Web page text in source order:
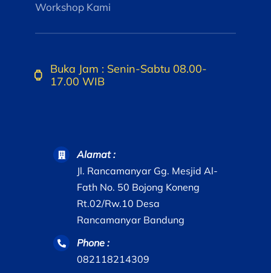
Workshop Kami
Buka Jam : Senin-Sabtu 08.00-
17.00 WIB
Alamat :
Jl. Rancamanyar Gg. Mesjid Al-
Fath No. 50 Bojong Koneng
Rt.02/Rw.10 Desa
Rancamanyar Bandung
Phone :
082118214309